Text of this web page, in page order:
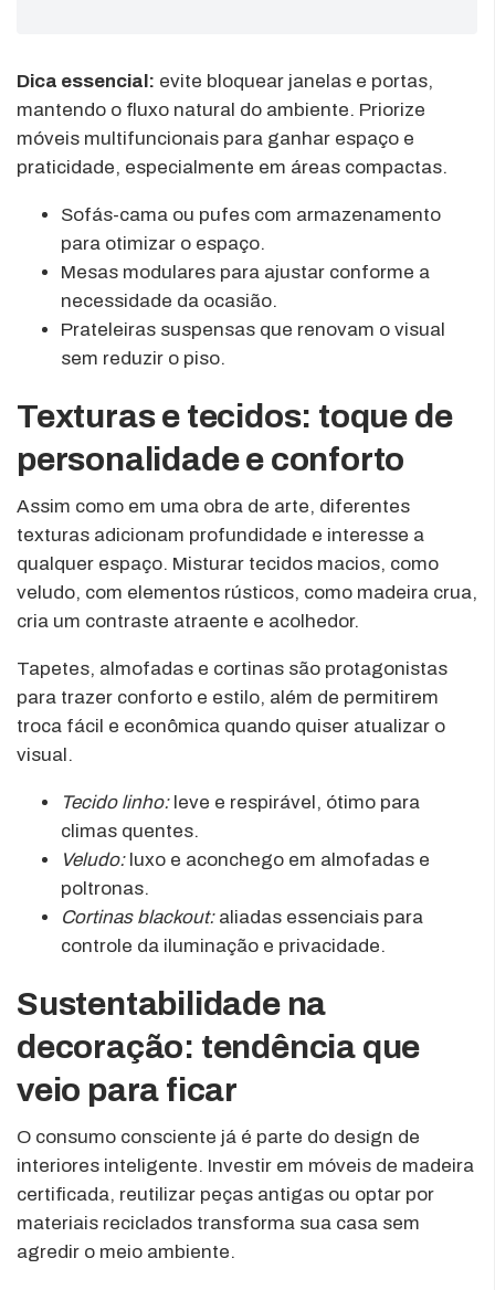
Dica essencial: evite bloquear janelas e portas,
mantendo o fluxo natural do ambiente. Priorize
móveis multifuncionais para ganhar espaço e
praticidade, especialmente em áreas compactas.
Sofás-cama ou pufes com armazenamento
para otimizar o espaço.
Mesas modulares para ajustar conforme a
necessidade da ocasião.
Prateleiras suspensas que renovam o visual
sem reduzir o piso.
Texturas e tecidos: toque de
personalidade e conforto
Assim como em uma obra de arte, diferentes
texturas adicionam profundidade e interesse a
qualquer espaço. Misturar tecidos macios, como
veludo, com elementos rústicos, como madeira crua,
cria um contraste atraente e acolhedor.
Tapetes, almofadas e cortinas são protagonistas
para trazer conforto e estilo, além de permitirem
troca fácil e econômica quando quiser atualizar o
visual.
Tecido linho:leve e respirável, ótimo para
climas quentes.
Veludo:luxo e aconchego em almofadas e
poltronas.
Cortinas blackout:aliadas essenciais para
controle da iluminação e privacidade.
Sustentabilidade na
decoração: tendência que
veio para ficar
O consumo consciente já é parte do design de
interiores inteligente. Investir em móveis de madeira
certificada, reutilizar peças antigas ou optar por
materiais reciclados transforma sua casa sem
agredir o meio ambiente.